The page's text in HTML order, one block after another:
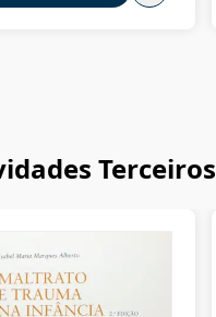
Terceiros